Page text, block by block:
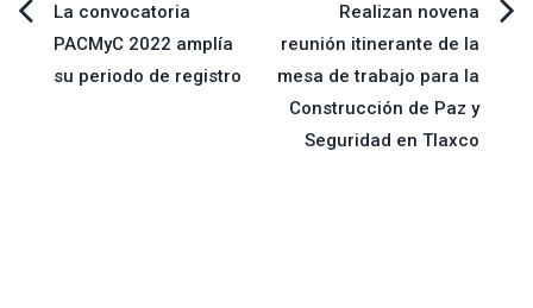
Navegación
de
La convocatoria
PACMyC 2022 amplía
su periodo de registro
Realizan novena
reunión itinerante de la
mesa de trabajo para la
Construcción de Paz y
Seguridad en Tlaxco